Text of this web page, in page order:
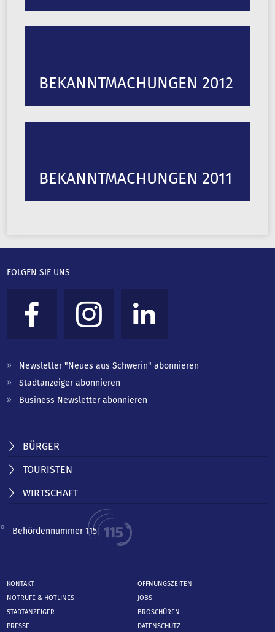
BEKANNTMACHUNGEN 2012
BEKANNTMACHUNGEN 2011
FOLGEN SIE UNS
Newsletter "Neues aus Schwerin" abonnieren
Stadtanzeiger abonnieren
Business Newsletter abonnieren
BÜRGER
TOURISTEN
WIRTSCHAFT
Behördennummer 115
KONTAKT
ÖFFNUNGSZEITEN
NOTRUFE & HOTLINES
JOBS
STADTANZEIGER
BROSCHÜREN
PRESSE
DATENSCHUTZ